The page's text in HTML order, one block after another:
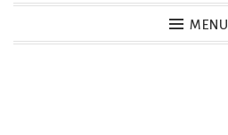
MENU